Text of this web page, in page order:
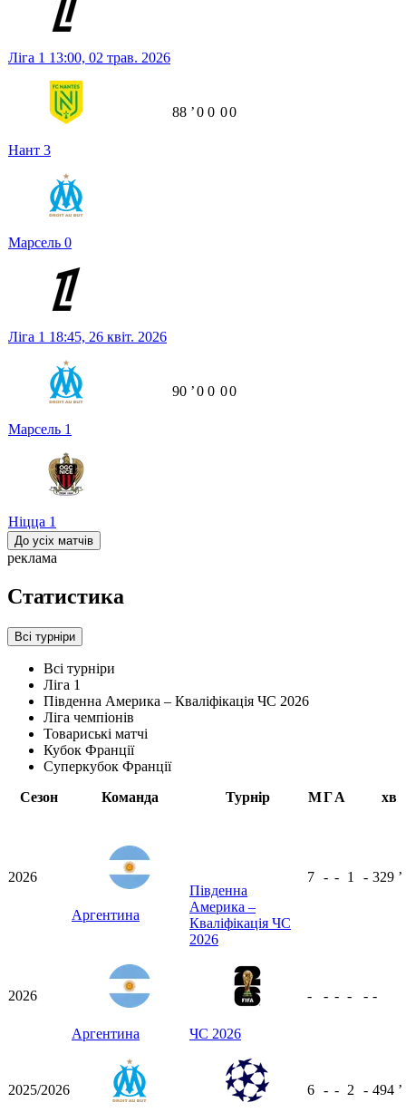
Ліга 1 13:00, 02 трав. 2026
Нант 3
Марсель 0
88 ʼ0 0 00
Ліга 1 18:45, 26 квіт. 2026
Марсель 1
Ніцца 1
90 ʼ0 0 00
До усіх матчів
реклама
Статистика
Всі турніри
Всі турніри
Ліга 1
Південна Америка – Кваліфікація ЧС 2026
Ліга чемпіонів
Товариські матчі
Кубок Франції
Суперкубок Франції
Сезон
Команда Турнір МГА хв
2026
Аргентина
Південна
Америка –
Кваліфікація ЧС
2026
7 - - 1 - 329 ʼ
2026
Аргентина ЧС 2026
- - - - - -
2025/2026 6 - - 2 - 494 ʼ